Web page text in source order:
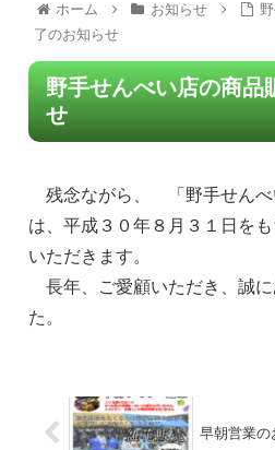
ホーム お知らせ
了のお知らせ
野手せんべい店の商品
せ
残念ながら、 「野手せんべ
は、平成３０年８月３１日を
いただきます。
長年、ご愛顧いただき、誠
た。
早朝営業の